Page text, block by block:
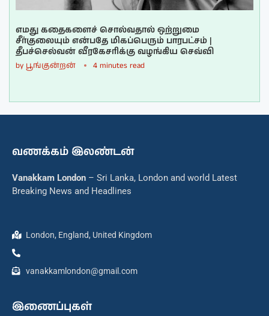
எமது கதைகளைச் சொல்வதால் ஒற்றுமை
சீர்குலையும் என்பதே மிகப்பெரும் பாரபட்சம் |
தீபச்செல்வன் வீரகேசரிக்கு வழங்கிய செவ்வி
by பூங்குன்றன் 4 minutes read
வணக்கம் இலண்டன்
Vanakkam London – Sri Lanka, London and world Latest
Breaking News and Headlines
London, England, United Kingdom
vanakkamlondon@gmail.com
இணைப்புகள்